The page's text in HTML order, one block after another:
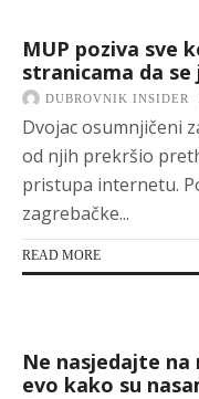
MUP poziva sve
stranicama da se
DUBROVNIK INSIDER
Dvojac osumnjičeni
od njih prekršio
pristupa internetu.
zagrebačke...
READ MORE
Ne nasjedajte
evo kako su